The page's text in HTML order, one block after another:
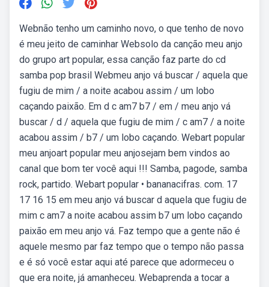
Webnão tenho um caminho novo, o que tenho de novo
é meu jeito de caminhar Websolo da canção meu anjo
do grupo art popular, essa canção faz parte do cd
samba pop brasil Webmeu anjo vá buscar / aquela que
fugiu de mim / a noite acabou assim / um lobo
caçando paixão. Em d c am7 b7 / em / meu anjo vá
buscar / d / aquela que fugiu de mim / c am7 / a noite
acabou assim / b7 / um lobo caçando. Webart popular
meu anjoart popular meu anjosejam bem vindos ao
canal que bom ter você aqui !!! Samba, pagode, samba
rock, partido. Webart popular • bananacifras. com. 17
17 16 15 em meu anjo vá buscar d aquela que fugiu de
mim c am7 a noite acabou assim b7 um lobo caçando
paixão em meu anjo vá. Faz tempo que a gente não é
aquele mesmo par faz tempo que o tempo não passa
e é só você estar aqui até parece que adormeceu o
que era noite, já amanheceu. Webaprenda a tocar a